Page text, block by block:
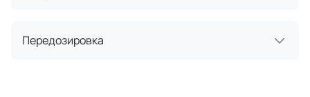
Передозировка